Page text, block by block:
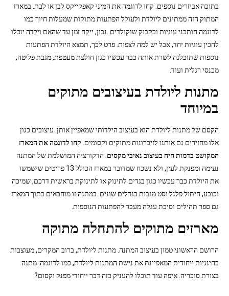
בתוכה אביזרים נוספים. קחו לדוגמה את המיני קאפקייקס לבן או לבת. במארז
המתוק הזה ממתינים ליולדת ולעולל הפתעות מתוקות שמעלות חיוך כמו
לדוגמה חותכני עוגיות ובקבוק שוקולדים. נכון, ייקח זמן עד שהאם וילדה יוכלו
להכין עוגיות יחד, אבל יש למה לצפות. פרט לכך, תמצא היולדת הפתעות
נוספות שתוכלנה לשרת אותה כבר עכשיו כגון חולצת מעטפת, מגבת פליטה,
מכנסי רגלית ועוד.
מתנות ליולדת בעיצובים מתוקים
במיוחד
הקסם של מתנות ליולדת הוא בעיצוב הילדותי שמאפיין אותן. עיצובים כגון
אלו מחזירים גם אותנו לזיכרונות מתוקים וקסומים. קחו לדוגמה את המארז
המקושט בדמות חיה בעיצוב נאיבי מקסים. הדקורציה המושלמת של המתנה
נעימה ומפנקת לעין, ולא נשכח שמדובר במארז הכולל 13 פריטים שישמשו
את היולדת כבר עכשיו כגון בגדים לתינוק או לתינוקת בראשית דרכם, שמיכה
וכובע, חיתול פלנל וסט מגבות בגדלים שונים. במתנה זו מוחבאים בתוך המארז
גם ספר תהילים וסיכת עגלה מעבר להפתעות הנוספות.
מארזים מתוקים להתחלה מתוקה
הרושם הראשוני טמון בעיצוב המתנה. מתנות ליולדת, ברוב המקרים, מעוצבות
בחינניות ייחודית המאפיינת את נישת המתנות ליולדת, כמו לדוגמה: מתנה
בצורת סוכריה. איפה עוד תוכלו להעניק כזה דבר ייחודי מפנק וקסום?